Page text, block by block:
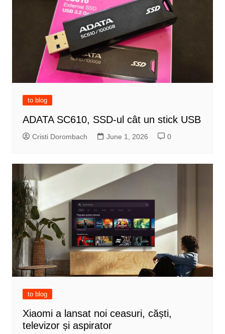
to blog
ADATA SC610, SSD-ul cât un stick USB
Cristi Dorombach June 1, 2026 0
to blog
Xiaomi a lansat noi ceasuri, căști,
televizor și aspirator